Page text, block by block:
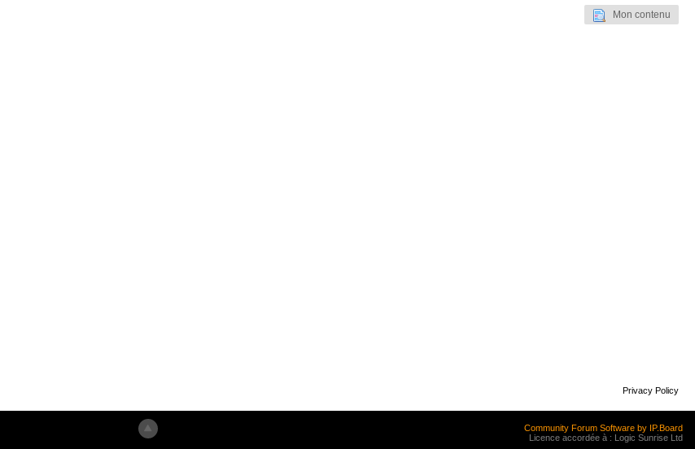
Mon contenu
Privacy Policy
Community Forum Software by IP.Board
Licence accordée à : Logic Sunrise Ltd